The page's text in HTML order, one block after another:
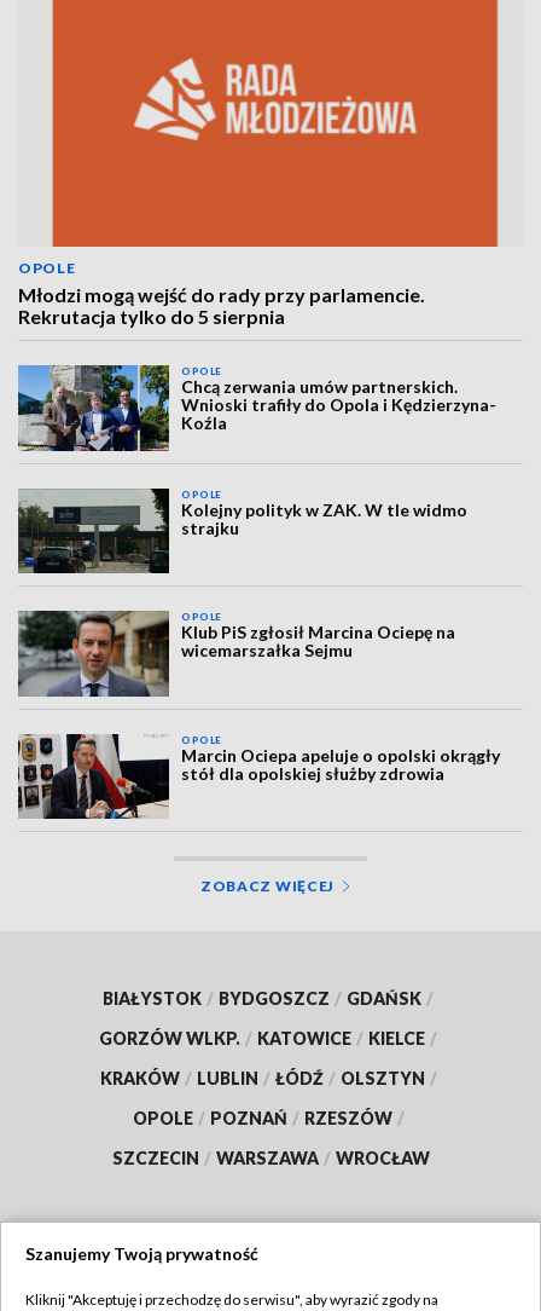
OPOLE
Młodzi mogą wejść do rady przy parlamencie.
Rekrutacja tylko do 5 sierpnia
OPOLE
Chcą zerwania umów partnerskich.
Wnioski trafiły do Opola i Kędzierzyna-
Koźla
OPOLE
Kolejny polityk w ZAK. W tle widmo
strajku
OPOLE
Klub PiS zgłosił Marcina Ociepę na
wicemarszałka Sejmu
OPOLE
Marcin Ociepa apeluje o opolski okrągły
stół dla opolskiej służby zdrowia
ZOBACZ WIĘCEJ
BIAŁYSTOK / BYDGOSZCZ / GDAŃSK /
GORZÓW WLKP. / KATOWICE / KIELCE /
KRAKÓW / LUBLIN / ŁÓDŹ / OLSZTYN /
OPOLE / POZNAŃ / RZESZÓW /
SZCZECIN / WARSZAWA / WROCŁAW
Szanujemy Twoją prywatność
Kliknij "Akceptuję i przechodzę do serwisu", aby wyrazić zgody na